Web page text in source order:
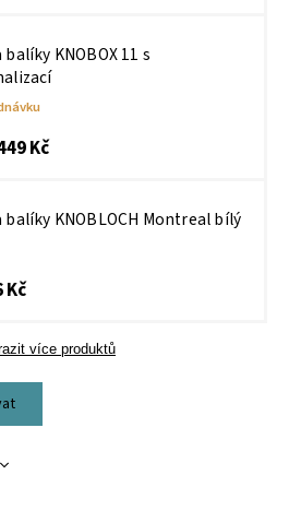
KNOBOX 11 s
Kč
balíky KNOBLOCH Montreal bílý
Kč
více produktů